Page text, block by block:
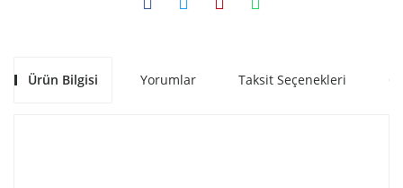
Ürün Bilgisi Yorumlar Taksit Seçenekleri